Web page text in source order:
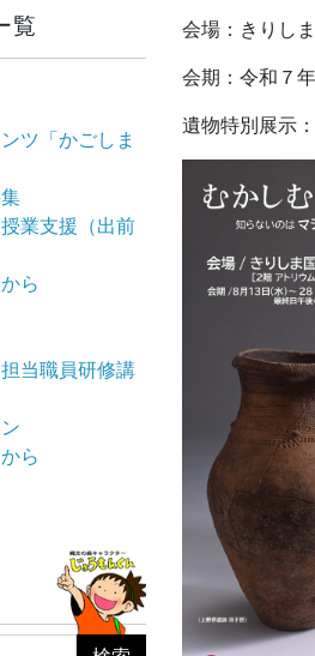
覧
ツ「かごしま
業支援（出前
ら
当職員研修講
ら
会場：きりし
会期：令和７
遺物特別展示